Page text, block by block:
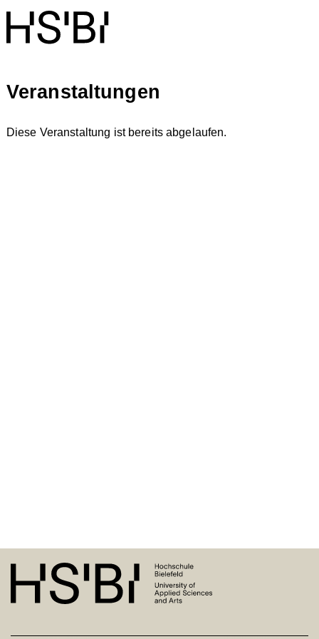
Veranstaltungen
Diese Veranstaltung ist bereits abgelaufen.